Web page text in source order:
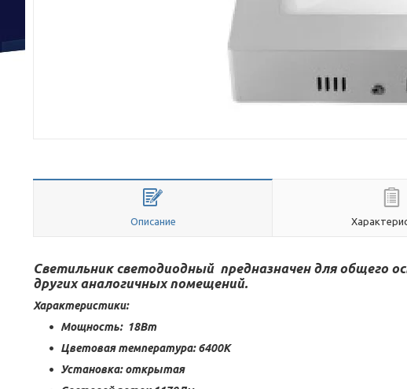
Описание
Светильник светодиодный предназначен для общего
других аналогичных помещений.
Характеристики:
Мощность: 18Вт
Цветовая температура: 6400К
Установка: открытая